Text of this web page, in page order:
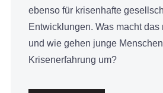
ebenso für krisenhafte
Entwicklungen. Was macht das
und wie gehen junge
Krisenerfahrung um?